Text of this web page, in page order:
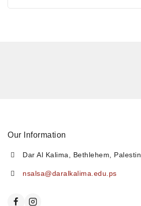
Our Information
Dar Al Kalima, Bethlehem,
nsalsa@daralkalima.edu.ps